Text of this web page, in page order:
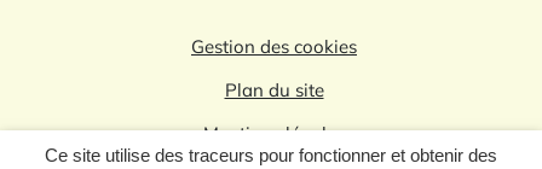
Ce site utilise des traceurs pour fonctionner et obtenir des
Gestion des cookies
Plan du site
Mentions légales